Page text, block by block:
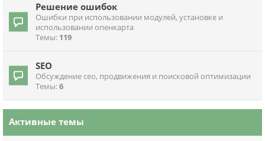
Решение ошибок
Ошибки при использовании модулей, установке и
использовании опенкарта
Темы: 119
SEO
Обсуждение сео, продвижения и поисковой оптимизации
Темы:6
Активные темы